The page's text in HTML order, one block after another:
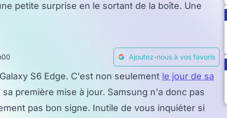
petite surprise en le sortant de la boîte. Une
Ajoutez-nous à vos favoris
S6 Edge. C'est non seulement le jour de sa
première mise à jour. Samsung n'a donc pas
pas bon signe. Inutile de vous inquiéter si